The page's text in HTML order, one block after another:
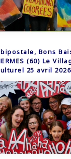
Bons
(60) Le
25 avril 2026